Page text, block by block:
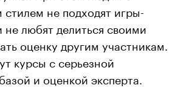
не подходят игры-
любят делиться своими
оценку другим участникам.
курсы с серьезной
и оценкой эксперта.